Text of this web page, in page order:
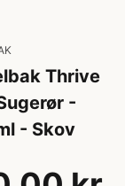
Thrive
-
- Skov